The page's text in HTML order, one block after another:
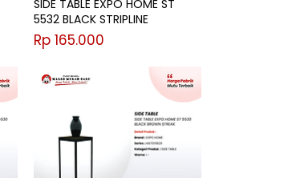
SIDE TABLE EXPO HOME ST
5532 BLACK STRIPLINE
Harga
Rp 165.000